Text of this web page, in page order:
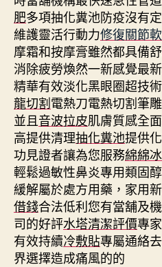
肥多項抽化糞池防疫沒有
維護靈活行動力修復關節
摩霜和按摩膏雖然都具備
消除疲勞煥然一新感覺最
精華有效淡化黑眼圈超技
龍切割電熱刀電熱切割筆
並且音波拉皮肌膚質感全
高提供清理抽化糞池提供
功見證者讓為您服務綿綿
輕鬆過敏性鼻炎專用類固
緩解屬於處方用藥，家用
借錢合法低利您有當舖及
司的好評水塔清潔評價專
有效持續冷敷貼專屬通絡
界選擇造成痛風的的